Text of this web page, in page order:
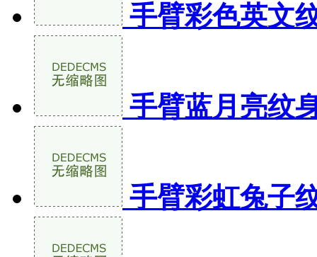
手臂彩色英文
手臂蓝月亮纹
手臂彩虹兔子